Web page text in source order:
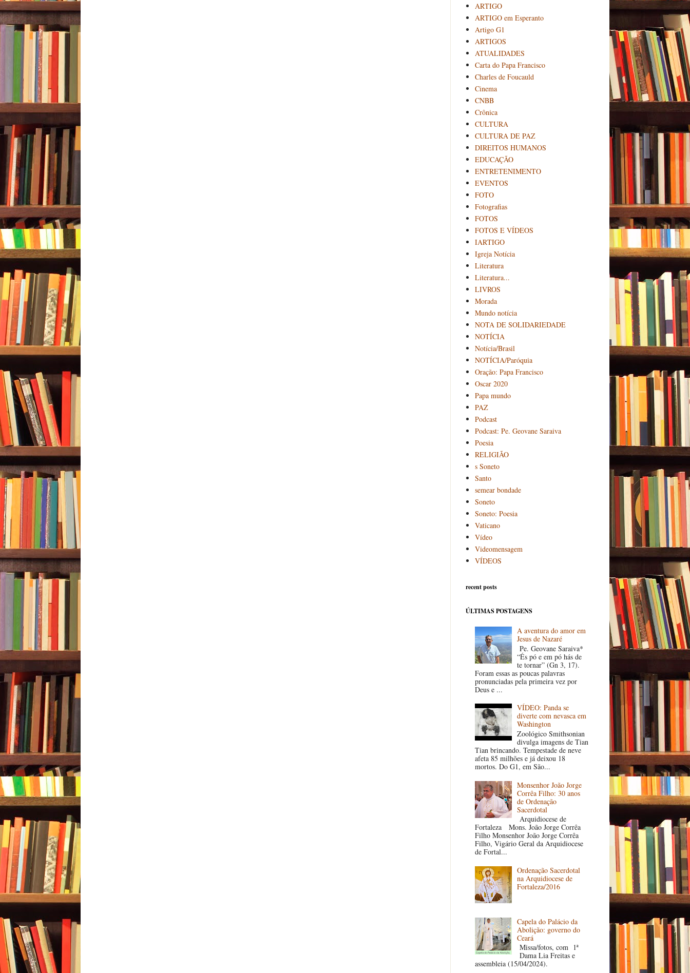
ARTIGO
ARTIGO em Esperanto
Artigo G1
ARTIGOS
ATUALIDADES
Carta do Papa Francisco
Charles de Foucauld
Cinema
CNBB
Crônica
CULTURA
CULTURA DE PAZ
DIREITOS HUMANOS
EDUCAÇÃO
ENTRETENIMENTO
EVENTOS
FOTO
Fotografias
FOTOS
FOTOS E VÍDEOS
IARTIGO
Igreja Notícia
Literatura
Literatura...
LIVROS
Morada
Mundo notícia
NOTA DE SOLIDARIEDADE
NOTÍCIA
Notícia/Brasil
NOTÍCIA/Paróquia
Oração: Papa Francisco
Oscar 2020
Papa mundo
PAZ
Podcast
Podcast: Pe. Geovane Saraiva
Poesia
RELIGIÃO
s Soneto
Santo
semear bondade
Soneto
Soneto: Poesia
Vaticano
Vídeo
Videomensagem
VÍDEOS
recent posts
ÚLTIMAS POSTAGENS
A aventura do amor em
Jesus de Nazaré
Pe. Geovane Saraiva*
“És pó e em pó hás de
te tornar” (Gn 3, 17).
Foram essas as poucas palavras
pronunciadas pela primeira vez por
Deus e ...
VÍDEO: Panda se
diverte com nevasca em
Washington
Zoológico Smithsonian
divulga imagens de Tian
Tian brincando. Tempestade de neve
afeta 85 milhões e já deixou 18
mortos. Do G1, em São...
Monsenhor João Jorge
Corrêa Filho: 30 anos
de Ordenação
Sacerdotal
Arquidiocese de
Fortaleza Mons. João Jorge Corrêa
Filho Monsenhor João Jorge Corrêa
Filho, Vigário Geral da Arquidiocese
de Fortal...
Ordenação Sacerdotal
na Arquidiocese de
Fortaleza/2016
Capela do Palácio da
Abolição: governo do
Ceará
Missa/fotos, com 1ª
Dama Lia Freitas e
assembleia (15/04/2024).